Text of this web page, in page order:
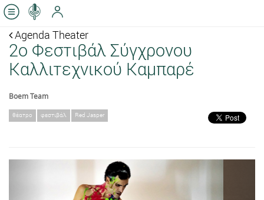
Agenda Theater
2ο Φεστιβάλ Σύγχρονου
Καλλιτεχνικού Καμπαρέ
Boem Team
θέατρο φεστιβάλ Red Jasper